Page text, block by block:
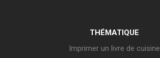
THÉMATIQUE
Imprimer un livre de cuisine